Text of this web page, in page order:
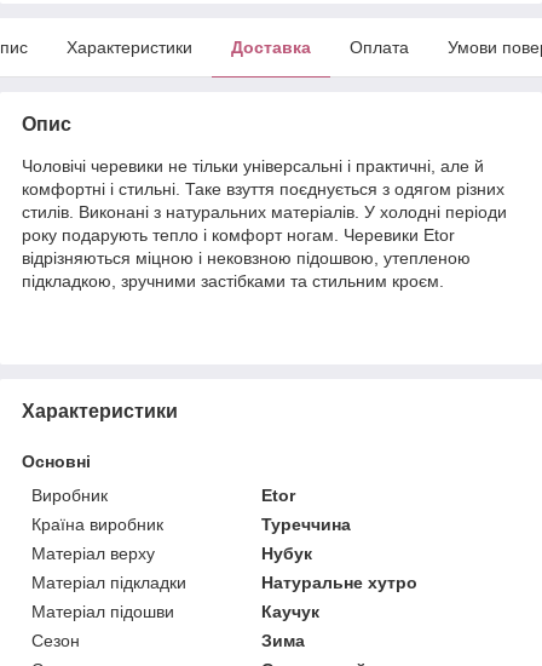
Характеристики Доставка Оплата Умови
Опис
Чоловічі черевики не тільки універсальні і практичні, але й
комфортні і стильні. Таке взуття поєднується з одягом різних
стилів. Виконані з натуральних матеріалів. У холодні періоди
року подарують тепло і комфорт ногам. Черевики Etor
відрізняються міцною і нековзною підошвою, утепленою
підкладкою, зручними застібками та стильним кроєм.
Характеристики
Основні
Виробник
Etor
Країна виробник
Туреччина
Матеріал верху
Нубук
Матеріал підкладки
Натуральне хутро
Матеріал підошви
Каучук
Сезон
Зима